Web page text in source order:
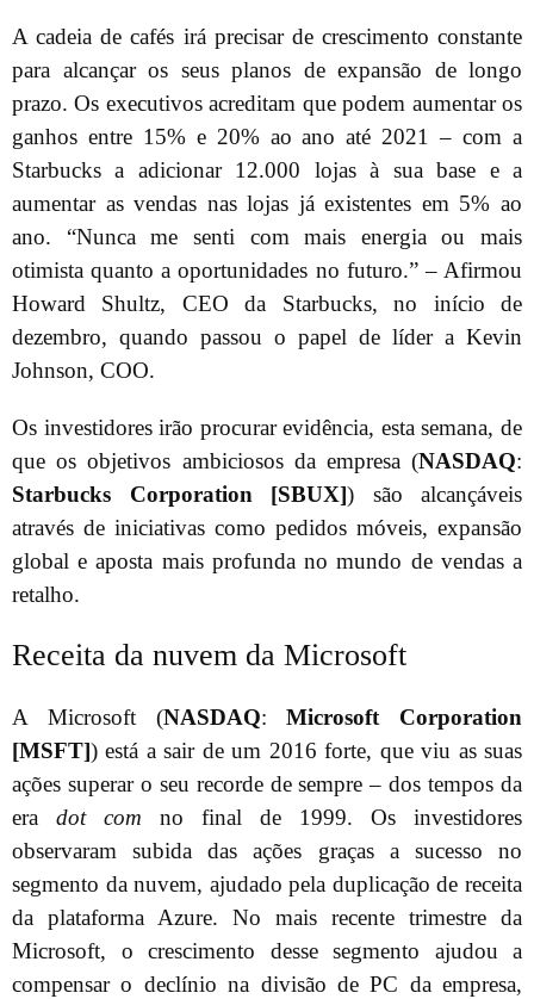
A cadeia de cafés irá precisar de crescimento constante
para alcançar os seus planos de expansão de longo
prazo. Os executivos acreditam que podem aumentar os
ganhos entre 15% e 20% ao ano até 2021 – com a
Starbucks a adicionar 12.000 lojas à sua base e a
aumentar as vendas nas lojas já existentes em 5% ao
ano. “Nunca me senti com mais energia ou mais
otimista quanto a oportunidades no futuro.” – Afirmou
Howard Shultz, CEO da Starbucks, no início de
dezembro, quando passou o papel de líder a Kevin
Johnson, COO.
Os investidores irão procurar evidência, esta semana, de
que os objetivos ambiciosos da empresa (NASDAQ:
Starbucks Corporation [SBUX]) são alcançáveis
através de iniciativas como pedidos móveis, expansão
global e aposta mais profunda no mundo de vendas a
retalho.
Receita da nuvem da Microsoft
A Microsoft (NASDAQ:Microsoft Corporation
[MSFT]) está a sair de um 2016 forte, que viu as suas
ações superar o seu recorde de sempre – dos tempos da
era dot com no final de 1999. Os investidores
observaram subida das ações graças a sucesso no
segmento da nuvem, ajudado pela duplicação de receita
da plataforma Azure. No mais recente trimestre da
Microsoft, o crescimento desse segmento ajudou a
compensar o declínio na divisão de PC da empresa,